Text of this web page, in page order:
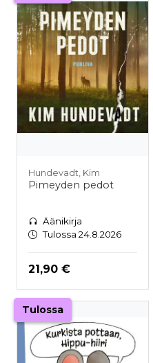
Hundevadt, Kim
Pimeyden pedot
Äänikirja
Tulossa 24.8.2026
Hinta nyt
21,90 €
Tulossa